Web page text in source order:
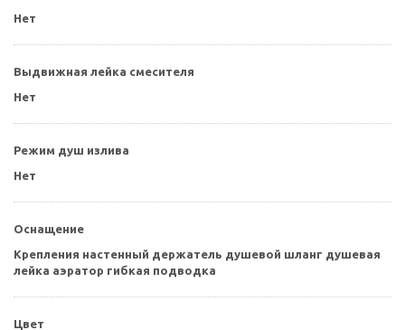
Нет
Выдвижная лейка смесителя
Нет
Режим душ излива
Нет
Оснащение
Крепления настенный держатель душевой шланг душевая
лейка аэратор гибкая подводка
Цвет